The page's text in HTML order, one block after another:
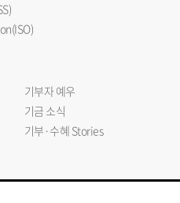
기부자 예우
기금 소식
기부·수혜 Stories